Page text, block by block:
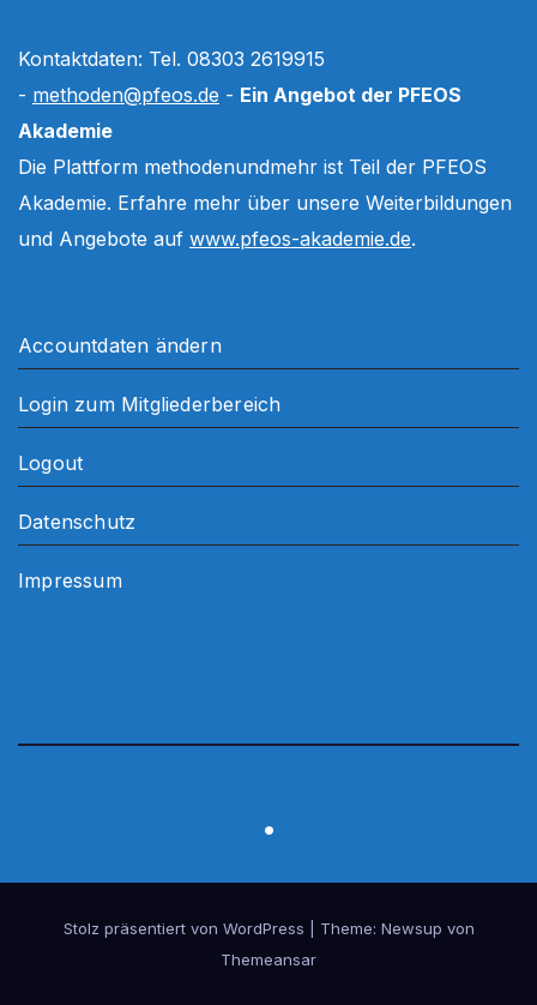
Kontaktdaten: Tel. 08303 2619915
- methoden@pfeos.de - Ein Angebot der PFEOS
Akademie
Die Plattform methodenundmehr ist Teil der PFEOS
Akademie. Erfahre mehr über unsere Weiterbildungen
und Angebote auf www.pfeos-akademie.de.
Accountdaten ändern
Login zum Mitgliederbereich
Logout
Datenschutz
Impressum
.
Stolz präsentiert von WordPress Theme: Newsup von
Themeansar